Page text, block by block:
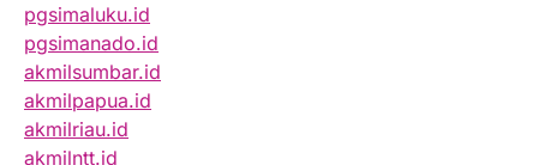
pgsimaluku.id
pgsimanado.id
akmilsumbar.id
akmilpapua.id
akmilriau.id
akmilntt.id